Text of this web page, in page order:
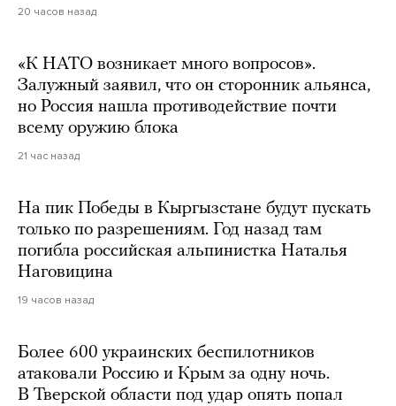
20 часов назад
«К НАТО возникает много вопросов».
Залужный заявил, что он сторонник альянса,
но Россия нашла противодействие почти
всему оружию блока
21 час назад
На пик Победы в Кыргызстане будут пускать
только по разрешениям. Год назад там
погибла российская альпинистка Наталья
Наговицина
19 часов назад
Более 600 украинских беспилотников
атаковали Россию и Крым за одну ночь.
В Тверской области под удар опять попал